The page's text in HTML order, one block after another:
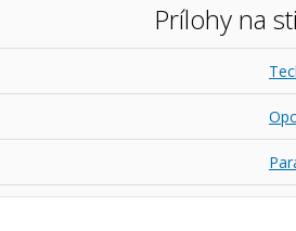
Prílohy na